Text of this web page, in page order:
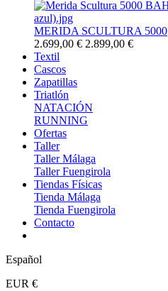
MERIDA SCULTURA 5000
2.699,00 € 2.899,00 €
Textil
Cascos
Zapatillas
Triatlón
NATACIÓN
RUNNING
Ofertas
Taller
Taller Málaga
Taller Fuengirola
Tiendas Físicas
Tienda Málaga
Tienda Fuengirola
Contacto
Español
EUR €